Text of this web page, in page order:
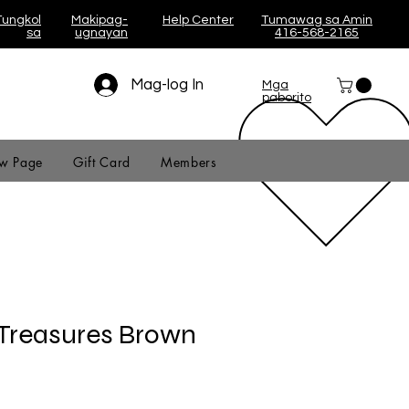
sa
Makipag-
ugnayan
Help Center
Tumawag sa Amin
416-568-2165
Mag-log In
Mga
paborito
Page Gift Card Members
Brown